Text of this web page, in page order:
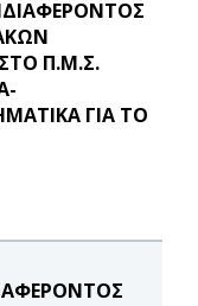
Π.Μ.Σ.
ΓΙΑ ΤΟ